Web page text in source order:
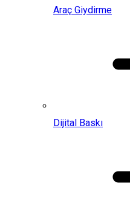
Araç Giydirme
Dijital Baskı